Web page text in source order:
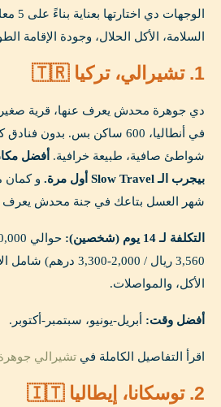
السلامة، الأكل الحلال، وجودة الإقامة
1. تشيرالي، تركيا 🇹🇷
دي جوهرة محدش يعرف عنها، قرية
في أنطاليا، 600 ساكن بس. بدون
شواطئ صافية، طبيعة خرافية. أفضل
بيجرب الـ Slow Travel أول مرة.
و كمان
شهر العسل بتاعك في جنة محدش يعرف
التكلفة لـ 14 يوم (شخصين):
الأكل، والمواصلات.
أفضل وقت: أبريل-يونيو، سبتمبر-أكتوبر.
اقرأ التفاصيل الكاملة في تشيرالي جوهرة
2. توسكانا، إيطاليا 🇮🇹